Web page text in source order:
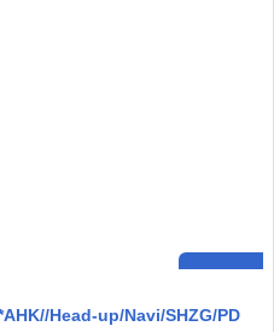
Head-up/Navi/SHZG/PD